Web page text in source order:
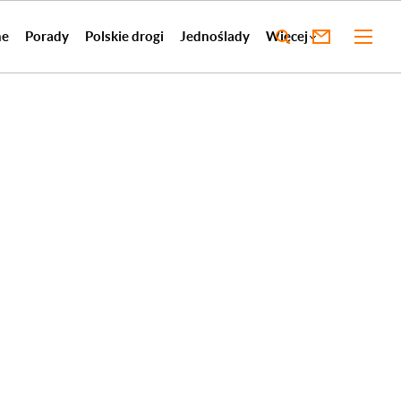
Porady Polskie drogi Jednoślady Więcej